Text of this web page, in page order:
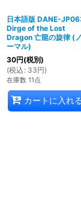
日本語版 DANE-
Dirge of the Lost
Dragon 亡龍の旋律 (ノ
ーマル)
30円(税別)
(税込 : 33円)
在庫数 11点
カートに入れる